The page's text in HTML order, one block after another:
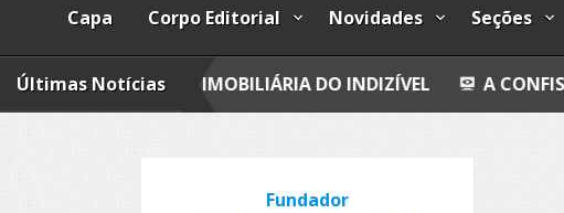
Capa Corpo Editorial Novidades Seções
Últimas Notícias
IMOBILIÁRIA DO INDIZÍVEL A CONFISSÃO DA
Fundador